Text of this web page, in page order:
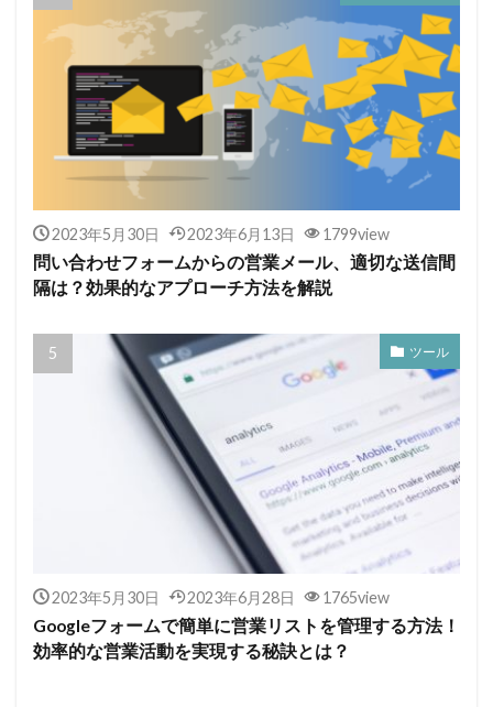
2023年5月30日 2023年6月13日 1799view
問い合わせフォームからの営業メール、適切な送信間
隔は？効果的なアプローチ方法を解説
ツール
2023年5月30日 2023年6月28日 1765view
Googleフォームで簡単に営業リストを管理する方法！
効率的な営業活動を実現する秘訣とは？